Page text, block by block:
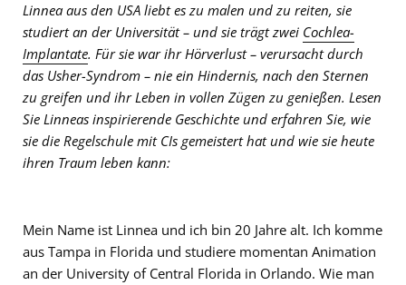
Linnea aus den USA liebt es zu malen und zu reiten, sie
studiert an der Universität – und sie trägt zwei Cochlea-
Implantate. Für sie war ihr Hörverlust – verursacht durch
das Usher-Syndrom – nie ein Hindernis, nach den Sternen
zu greifen und ihr Leben in vollen Zügen zu genießen. Lesen
Sie Linneas inspirierende Geschichte und erfahren Sie, wie
sie die Regelschule mit CIs gemeistert hat und wie sie heute
ihren Traum leben kann:
Mein Name ist Linnea und ich bin 20 Jahre alt. Ich komme
aus Tampa in Florida und studiere momentan Animation
an der University of Central Florida in Orlando. Wie man